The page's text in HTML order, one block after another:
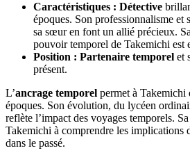
Caractéristiques : Détective
époques. Son professionnalisme et
sa sœur en font un allié précieux.
pouvoir temporel de Takemichi est
Position : Partenaire temporel et
présent.
L’ancrage temporel permet à Takemichi
époques. Son évolution, du lycéen
reflète l’impact des voyages temporels.
Takemichi à comprendre les implications
dans le passé.